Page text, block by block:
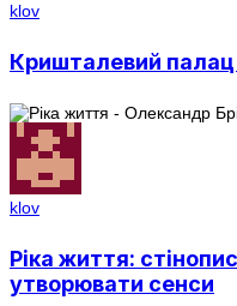
klov
Кришталевий палац
klov
Ріка життя:
утворювати сенси